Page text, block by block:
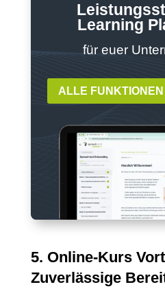
Learning
für euer
ALLE
5. Online-Kurs
Zuverlässige